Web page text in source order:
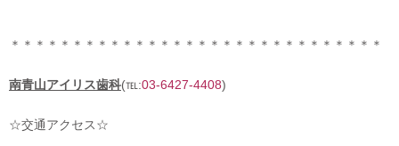
＊＊＊＊＊＊＊＊＊＊＊＊＊＊＊＊＊＊＊＊＊＊＊＊＊＊＊＊＊＊
南青山アイリス歯科(℡:03-6427-4408)
☆交通アクセス☆